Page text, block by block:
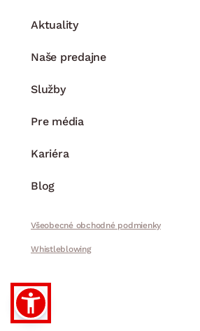
Aktuality
Naše predajne
Služby
Pre média
Kariéra
Blog
Všeobecné obchodné podmienky
Whistleblowing